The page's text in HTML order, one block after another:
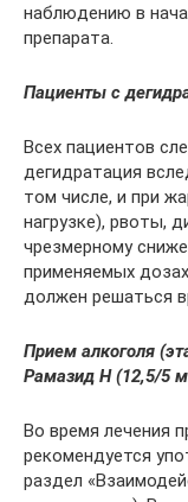
наблюдению в
препарата.
Пациенты с
Всех пациентов
дегидратация
том числе, и при
нагрузке), рвоты,
чрезмерному
применяемых
должен решаться
Прием алкоголя
Рамазид Н (12,5/5
Во время лечения
рекомендуется
раздел